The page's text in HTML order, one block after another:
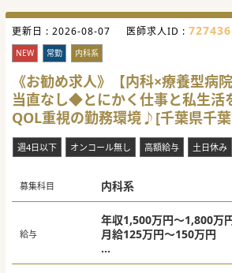
更新日 : 2026-08-07 医師求人ID : 727436
NEW 常勤 内科系
《お勧め求人》【内科×療養型病
当直なし◆とにかく仕事と私生活
QOL重視の勤務環境♪[千葉県千
週4日以下 オンコール無し 高額給与 土日休み
募集科目 内科系
給与
年収1,500万円～1,800万
月給125万円～150万円
※当直手当・日祝対応手